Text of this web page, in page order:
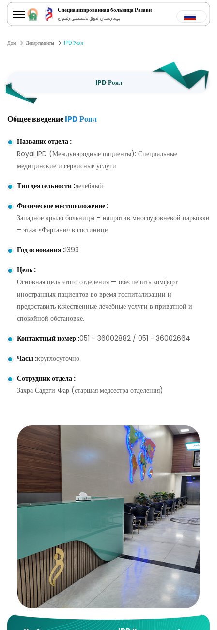
Специализированная больница Разави
بیمارستان فوق تخصصی رضوی
Дом Департаменты IPD Роял
IPD Роял
Общее введениеIPD Роял
Название отдела :
Royal IPD (Международные пациенты): Специальные
медицинские и сервисные услуги
Тип деятельности :лечебный
Физическое местоположение :
Западное крыло больницы – напротив многоуровневой парковки
– этаж «Фаргани» в гостинице
Год основания :1393
Цель :
Основная цель этого отделения — обеспечить комфорт
иностранных пациентов во время госпитализации и
предоставить качественные лечебные услуги в приватной и
спокойной обстановке.
Контактный номер :051 - 36002882 / 051 - 36002664
Часы :круглосуточно
Сотрудник отдела :
Захра Садеги‑Фар (старшая медсестра отделения)